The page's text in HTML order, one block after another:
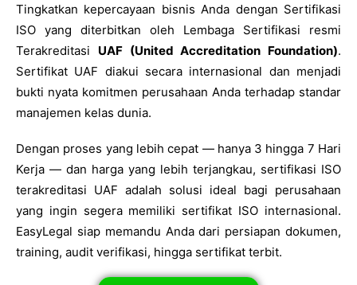
Tingkatkan kepercayaan bisnis Anda dengan Sertifikasi
ISO yang diterbitkan oleh Lembaga Sertifikasi resmi
Terakreditasi UAF (United Accreditation Foundation).
Sertifikat UAF diakui secara internasional dan menjadi
bukti nyata komitmen perusahaan Anda terhadap standar
manajemen kelas dunia.
Dengan proses yang lebih cepat — hanya 3 hingga 7 Hari
Kerja — dan harga yang lebih terjangkau, sertifikasi ISO
terakreditasi UAF adalah solusi ideal bagi perusahaan
yang ingin segera memiliki sertifikat ISO internasional.
EasyLegal siap memandu Anda dari persiapan dokumen,
training, audit verifikasi, hingga sertifikat terbit.